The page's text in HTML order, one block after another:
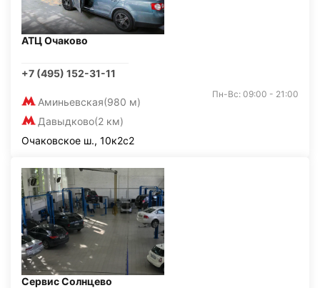
АТЦ Очаково
+7 (495) 152-31-11
Аминьевская(980 м)
Давыдково(2 км)
Пн-Вс: 09:00 - 21:00
Очаковское ш., 10к2с2
Сервис Солнцево